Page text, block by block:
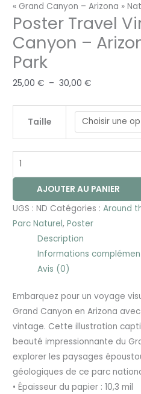
« Grand Canyon – Arizona »
Poster Travel
Canyon –
Park
25,00€ – 30,00€
Taille
AJOUTER AU PANIER
UGS :ND Catégories :Around
Parc Naturel,Poster
Description
Informations
Avis (0)
Embarquez pour un voyage
Grand Canyon en Arizona
vintage. Cette illustration
beauté impressionnante du
explorer les paysages
géologiques de ce parc
• Épaisseur du papier : 10,3 mil